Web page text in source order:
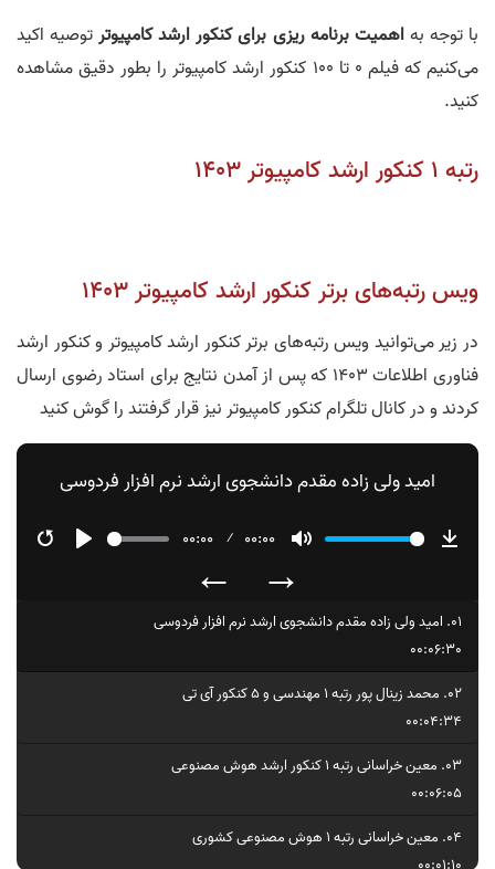
با توجه بهاهمیت برنامه ریزی برای کنکور ارشد کامپیوترتوصیه اکید
می‌کنیم که فیلم 0 تا 100 کنکور ارشد کامپیوتر را بطور دقیق مشاهده
کنید.
رتبه 1 کنکور ارشد کامپیوتر 1403
ویس رتبه‌های برتر کنکور ارشد کامپیوتر ١۴٠٣
در زیر می‌توانید ویس رتبه‌های برتر کنکور ارشد کامپیوتر و کنکور ارشد
فناوری اطلاعات ١۴٠٣ که پس از آمدن نتایج برای استاد رضوی ارسال
کردند و در کانال تلگرام کنکور کامپیوتر نیز قرار گرفتند را گوش کنید
امید ولی زاده مقدم دانشجوی ارشد نرم افزار فردوسی
00:00 00:00
→
←
01. امید ولی زاده مقدم دانشجوی ارشد نرم افزار فردوسی
00:06:30
02. محمد زینال پور رتبه ١ مهندسی و ۵ کنکور آی تی
00:04:34
03. معین خراسانی رتبه ١ کنکور ارشد هوش مصنوعی
00:06:05
04. معین خراسانی رتبه ١ هوش مصنوعی کشوری